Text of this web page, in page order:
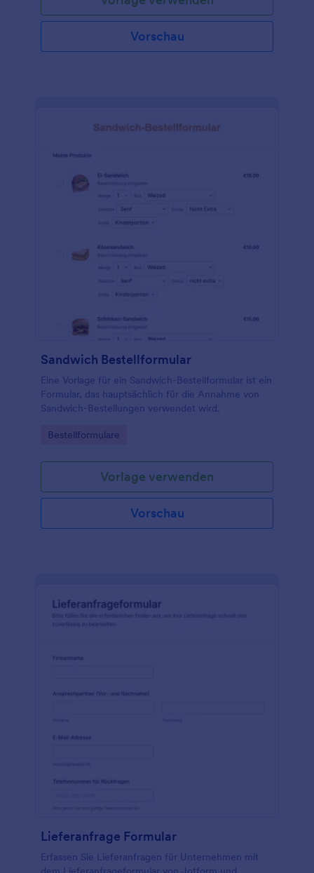
Vorschau
Sandwich Bestellformular
Eine Vorlage für ein Sandwich-Bestellformular ist ein
Formular, das hauptsächlich für die Annahme von
Sandwich-Bestellungen verwendet wird.
Go to Category:
Bestellformulare
Vorlage verwenden
Vorschau
Lieferanfrage Formular
Erfassen Sie Lieferanfragen für Unternehmen mit